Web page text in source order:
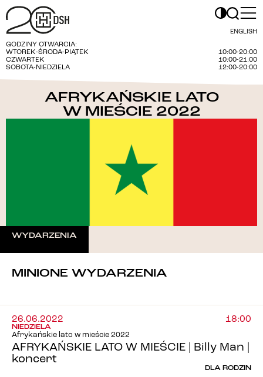
ENGLISH
GODZINY OTWARCIA:
WTOREK-ŚRODA-PIĄTEK
10:00-20:00
CZWARTEK
10:00-21:00
SOBOTA-NIEDZIELA
12:00-20:00
AFRYKAŃSKIE LATO
W MIEŚCIE 2022
WYDARZENIA
MINIONE WYDARZENIA
26.06.2022
NIEDZIELA
18:00
Afrykańskie lato w mieście 2022
AFRYKAŃSKIE LATO W MIEŚCIE | Billy Man |
koncert
DLA RODZIN